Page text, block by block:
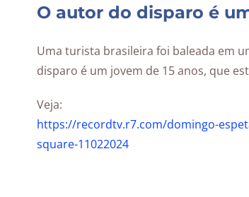
O autor do disparo é
Uma turista brasileira foi baleada em
disparo é um jovem de 15 anos, que
Veja:
https://recordtv.r7.com/domingo-
square-11022024